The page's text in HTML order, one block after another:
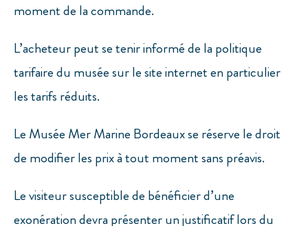
moment de la commande.
L’acheteur peut se tenir informé de la politique
tarifaire du musée sur le site internet en particulier
les tarifs réduits.
Le Musée Mer Marine Bordeaux se réserve le droit
de modifier les prix à tout moment sans préavis.
Le visiteur susceptible de bénéficier d’une
exonération devra présenter un justificatif lors du